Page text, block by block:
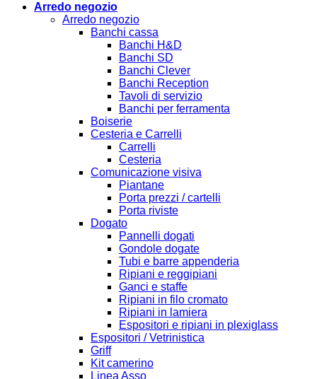
Arredo negozio
Arredo negozio
Banchi cassa
Banchi H&D
Banchi SD
Banchi Clever
Banchi Reception
Tavoli di servizio
Banchi per ferramenta
Boiserie
Cesteria e Carrelli
Carrelli
Cesteria
Comunicazione visiva
Piantane
Porta prezzi / cartelli
Porta riviste
Dogato
Pannelli dogati
Gondole dogate
Tubi e barre appenderia
Ripiani e reggipiani
Ganci e staffe
Ripiani in filo cromato
Ripiani in lamiera
Espositori e ripiani in plexiglass
Espositori / Vetrinistica
Griff
Kit camerino
Linea Asso